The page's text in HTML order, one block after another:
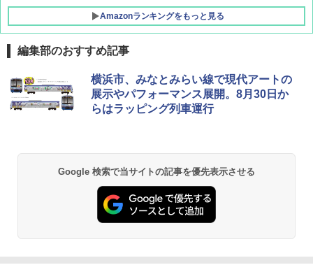
Amazonランキングをもっと見る
編集部のおすすめ記事
横浜市、みなとみらい線で現代アートの
展示やパフォーマンス展開。8月30日か
らはラッピング列車運行
Google 検索で当サイトの記事を優先表示させる